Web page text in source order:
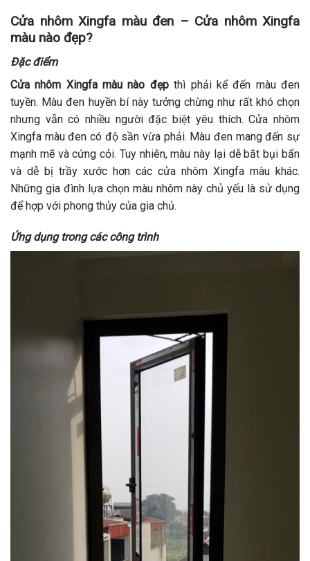
Cửa nhôm Xingfa màu đen – Cửa nhôm Xingfa
màu nào đẹp?
Đặc điểm
Cửa nhôm Xingfa màu nào đẹpthì phải kể đến màu đen
tuyền. Màu đen huyền bí này tưởng chừng như rất khó chọn
nhưng vẫn có nhiều người đặc biệt yêu thích. Cửa nhôm
Xingfa màu đen có độ sần vừa phải. Màu đen mang đến sự
mạnh mẽ và cứng cỏi. Tuy nhiên, màu này lại dễ bắt bụi bẩn
và dễ bị trầy xước hơn các cửa nhôm Xingfa màu khác.
Những gia đình lựa chọn màu nhôm này chủ yếu là sử dụng
để hợp với phong thủy của gia chủ.
Ứng dụng trong các công trình